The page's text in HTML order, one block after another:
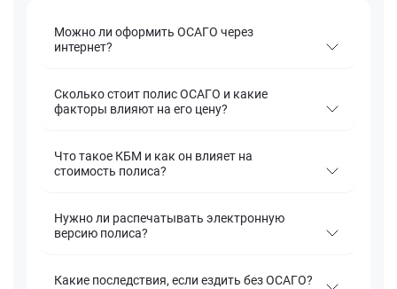
Можно ли оформить ОСАГО через
интернет?
Сколько стоит полис ОСАГО и какие
факторы влияют на его цену?
Что такое КБМ и как он влияет на
стоимость полиса?
Нужно ли распечатывать электронную
версию полиса?
Какие последствия, если ездить без ОСАГО?